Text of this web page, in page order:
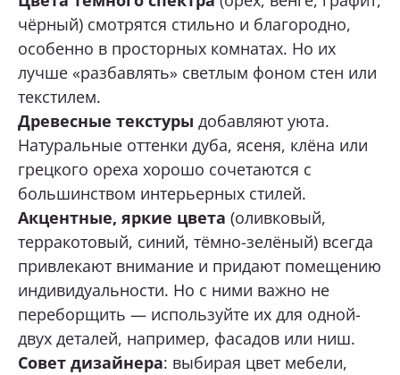
чёрный) смотрятся стильно и благородно,
особенно в просторных комнатах. Но их
лучше «разбавлять» светлым фоном стен или
текстилем.
Древесные текстуры добавляют уюта.
Натуральные оттенки дуба, ясеня, клёна или
грецкого ореха хорошо сочетаются с
большинством интерьерных стилей.
Акцентные, яркие цвета (оливковый,
терракотовый, синий, тёмно-зелёный) всегда
привлекают внимание и придают помещению
индивидуальности. Но с ними важно не
переборщить — используйте их для одной-
двух деталей, например, фасадов или ниш.
Совет дизайнера: выбирая цвет мебели,